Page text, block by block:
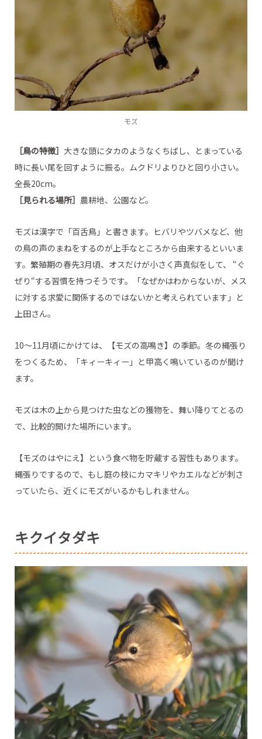
モズ
［鳥の特徴］ 大きな頭にタカのようなくちばし、とまっている
時に長い尾を回すように振る。ムクドリよりひと回り小さい。
全長20cm。
［見られる場所］ 農耕地、公園など。
モズは漢字で「百舌鳥」と書きます。ヒバリやツバメなど、他
の鳥の声のまねをするのが上手なところから由来するといいま
す。繁殖期の春先3月頃、オスだけが小さく声真似をして、 “ぐ
ぜり“する習慣を持つそうです。「なぜかはわからないが、メス
に対する求愛に関係するのではないかと考えられています」と
上田さん。
10～11月頃にかけては、【モズの高鳴き】の季節。冬の縄張り
をつくるため、「キィーキィー」と甲高く鳴いているのが聞け
ます。
モズは木の上から見つけた虫などの獲物を、舞い降りてとるの
で、比較的開けた場所にいます。
【モズのはやにえ】という食べ物を貯蔵する習性もあります。
縄張りでするので、もし庭の枝にカマキリやカエルなどが刺さ
っていたら、近くにモズがいるかもしれません。
キクイタダキ